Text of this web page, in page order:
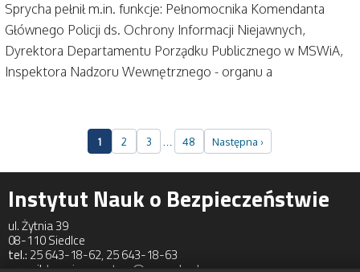
Sprycha pełnił m.in. funkcje: Pełnomocnika Komendanta
Głównego Policji ds. Ochrony Informacji Niejawnych,
Dyrektora Departamentu Porządku Publicznego w MSWiA,
Inspektora Nadzoru Wewnętrznego - organu a
1 2 3 48 Następna ›
Instytut Nauk o Bezpieczeństwie
ul. Żytnia 39
08-110 Siedlce
tel.: 25 643-18-62, 25 643-18-63